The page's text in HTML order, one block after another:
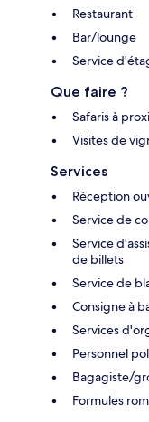
Restaurant
Bar/lounge
Service
Que faire ?
Safaris à
Visites de
Services
Réception
Service de
Service
de billets
Service de
Consigne à
Services
Personnel
Bagagiste/
Formules